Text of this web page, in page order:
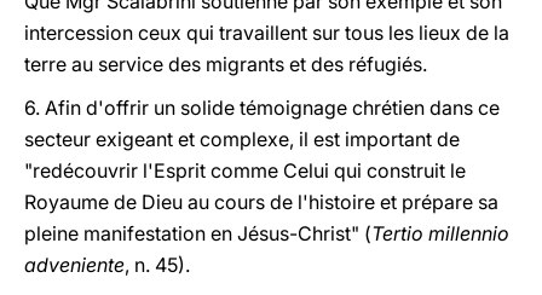
intercession ceux qui travaillent sur tous les lieux de la
terre au service des migrants et des réfugiés.
6. Afin d'offrir un solide témoignage chrétien dans ce
secteur exigeant et complexe, il est important de
"redécouvrir l'Esprit comme Celui qui construit le
Royaume de Dieu au cours de l'histoire et prépare sa
pleine manifestation en Jésus-Christ" (Tertio millennio
adveniente, n. 45).